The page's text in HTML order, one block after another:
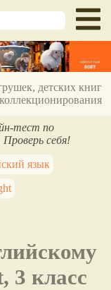
детских книг
тест по
Проверь себя!
язык
3 класс